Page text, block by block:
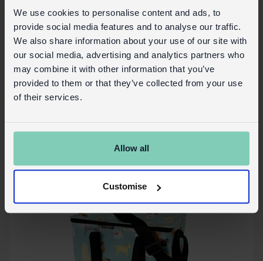
We use cookies to personalise content and ads, to
provide social media features and to analyse our traffic.
We also share information about your use of our site with
our social media, advertising and analytics partners who
may combine it with other information that you’ve
provided to them or that they’ve collected from your use
of their services.
Allow all
Customise
Wasserflasche 600ml Best in Show
Lagerräumung
Mehr Details